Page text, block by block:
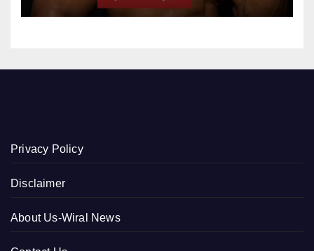
Privacy Policy
Disclaimer
About Us-Wiral News